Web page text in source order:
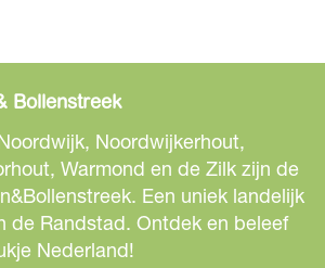
l
d
n
g
F
o
o
Bollenstreek
Noordwijkerhout,
Warmond en de Zilk zijn de
Een uniek landelijk
de Randstad. Ontdek en beleef
Nederland!